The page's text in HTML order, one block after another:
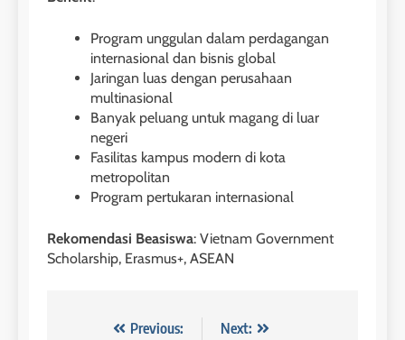
Online IELTS Courses
LEIDEN INSTITUTE
Study IELTS Practice
LEIDEN INSTITUTE
9
LEIDEN INSTITUTE
Batch XIV: 15 July – 14 August
2026
COURSE PERIODS
Batch XI: 8 June – 6 July 2026
COURSE PERIODS
4
COURSE PERIODS
Program unggulan dalam perdagangan
internasional dan bisnis global
Jaringan luas dengan perusahaan
multinasional
Banyak peluang untuk magang di luar
negeri
Fasilitas kampus modern di kota
metropolitan
Program pertukaran internasional
Rekomendasi Beasiswa: Vietnam Government
Scholarship, Erasmus+, ASEAN
NavigasiPrevious:
Next: